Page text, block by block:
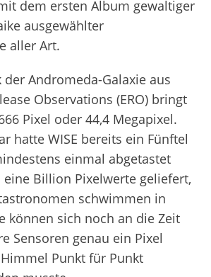
dem ersten Album gewaltiger
ausgewählter
aller Art.
Andromeda-Galaxie aus
Observations (ERO) bringt
Pixel oder 44,4 Megapixel.
hatte WISE bereits ein Fünftel
einmal abgetastet
Billion Pixelwerte geliefert,
schwimmen in
können sich noch an die Zeit
Sensoren genau ein Pixel
Punkt für Punkt